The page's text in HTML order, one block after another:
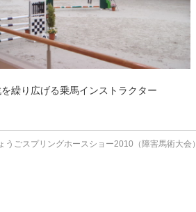
繰り広げる乗馬インストラクター
うごスプリングホースショー2010（障害馬術大会）